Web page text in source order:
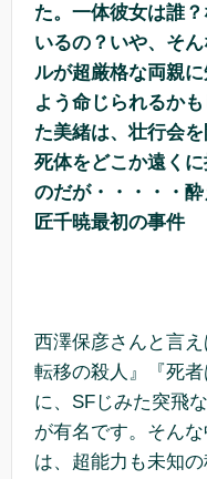
た。一体彼女は誰
いるの？いや、そ
ルが超厳格な両親
よう命じられるか
た美緒は、壮行会
死体をどこか遠く
のだが・・・・・酔
匠千暁最初の事件
西澤保彦さんと言
転移の殺人』『死
に、SFじみた突飛
が有名です。そん
は、超能力も未知